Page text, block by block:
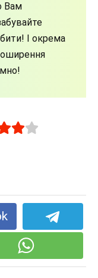
Вам
І окрема